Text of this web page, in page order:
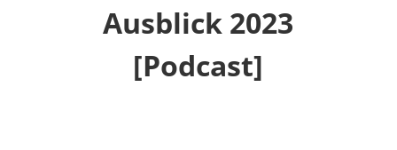
Ausblick 2023
[Podcast]